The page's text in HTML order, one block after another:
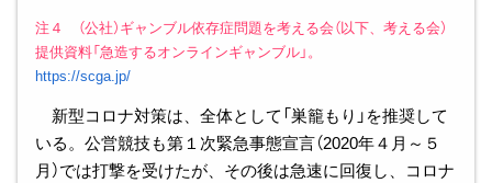
注４ （公社）ギャンブル依存症問題を考える会（以下、考える会）
提供資料「急造するオンラインギャンブル」。
https://scga.jp/
新型コロナ対策は、全体として「巣籠もり」を推奨して
いる。公営競技も第１次緊急事態宣言（2020年４月～５
月）では打撃を受けたが、その後は急速に回復し、コロナ